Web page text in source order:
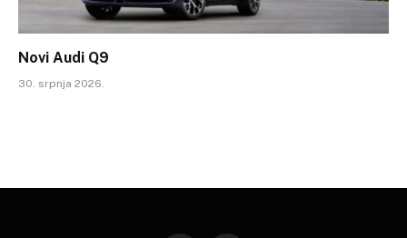
Novi Audi Q9
30. srpnja 2026.